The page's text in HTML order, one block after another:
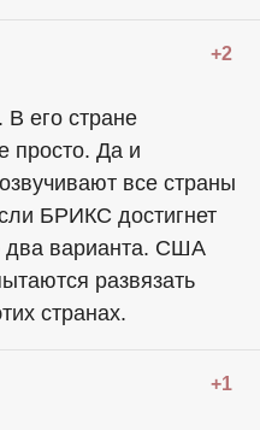
+2
его стране
просто. Да и
все страны
БРИКС достигнет
два варианта. США
развязать
странах.
+1